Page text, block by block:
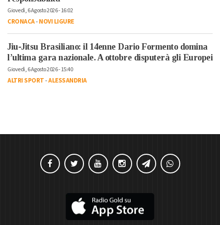
Giovedì, 6 Agosto 2026 - 16:02
CRONACA-NOVI LIGURE
Jiu-Jitsu Brasiliano: il 14enne Dario Formento domina
l’ultima gara nazionale. A ottobre disputerà gli Europei
Giovedì, 6 Agosto 2026 - 15:40
ALTRI SPORT-ALESSANDRIA